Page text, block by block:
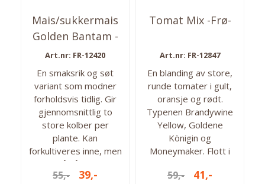
Mais/sukkermais
Golden Bantam -
Frø-
Art.nr: FR-12420
En smaksrik og søt
variant som modner
forholdsvis tidlig. Gir
gjennomsnittlig to
store kolber per
plante. Kan
forkultiveres inne, men
kan også såes direkte
på friland etter all fare
55,- 39,-
Tomat Mix -Frø-
Art.nr: FR-12847
En blanding av store,
runde tomater i gult,
oransje og rødt.
Typenen Brandywine
Yellow, Goldene
Königin og
Moneymaker. Flott i
smaker. Forkultiver fra
59,- 41,-